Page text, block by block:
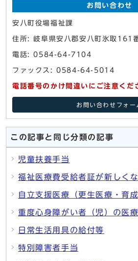
お問い合わせ
安八町役場福祉課
住所: 岐阜県安八郡安八町氷取161
電話: 0584-64-7104
ファックス: 0584-64-5014
電話番号のかけ間違いにご注意くだ
お問い合わせフォー
この記事と同じ分類の記事
児童扶養手当
福祉医療費受給者証が新しく
自立支援医療（更生医療・育
重度心身障がい者（児）の医
日常生活用具の給付等
特別障害者手当